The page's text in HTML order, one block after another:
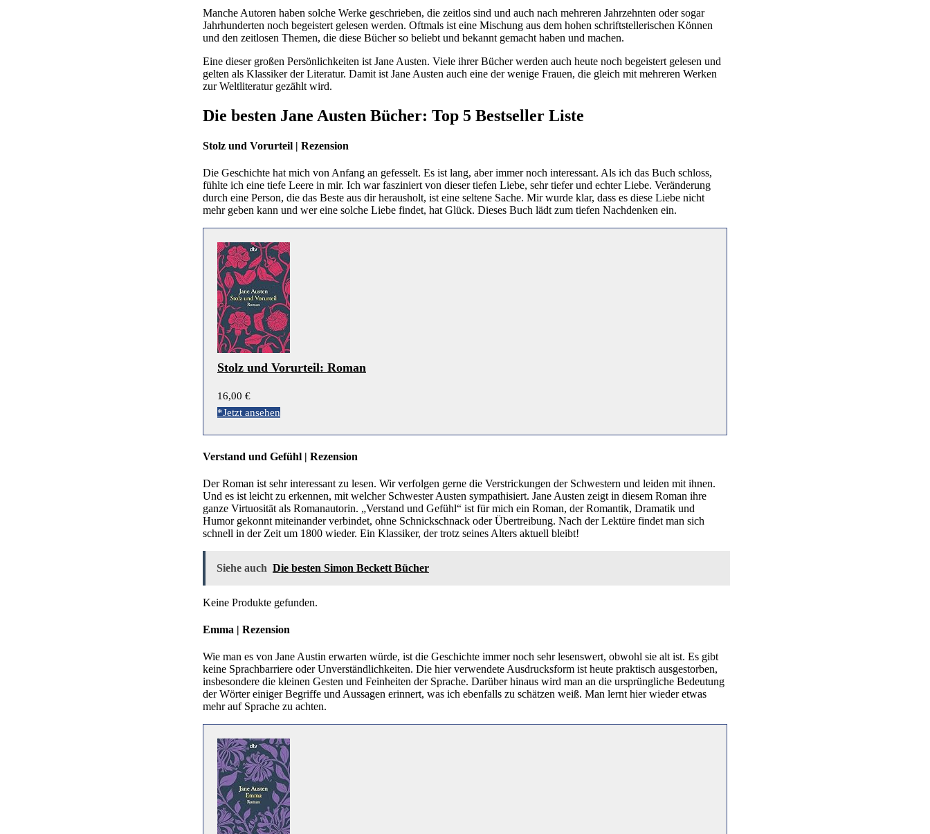
Manche Autoren haben solche Werke geschrieben, die zeitlos sind und auch nach mehreren Jahrzehnten oder sogar
Jahrhunderten noch begeistert gelesen werden. Oftmals ist eine Mischung aus dem hohen schriftstellerischen Können
und den zeitlosen Themen, die diese Bücher so beliebt und bekannt gemacht haben und machen.
Eine dieser großen Persönlichkeiten ist Jane Austen. Viele ihrer Bücher werden auch heute noch begeistert gelesen und
gelten als Klassiker der Literatur. Damit ist Jane Austen auch eine der wenige Frauen, die gleich mit mehreren Werken
zur Weltliteratur gezählt wird.
Die besten Jane Austen Bücher: Top 5 Bestseller Liste
Stolz und Vorurteil | Rezension
Die Geschichte hat mich von Anfang an gefesselt. Es ist lang, aber immer noch interessant. Als ich das Buch schloss,
fühlte ich eine tiefe Leere in mir. Ich war fasziniert von dieser tiefen Liebe, sehr tiefer und echter Liebe. Veränderung
durch eine Person, die das Beste aus dir herausholt, ist eine seltene Sache. Mir wurde klar, dass es diese Liebe nicht
mehr geben kann und wer eine solche Liebe findet, hat Glück. Dieses Buch lädt zum tiefen Nachdenken ein.
Stolz und Vorurteil: Roman
16,00 €
*Jetzt ansehen
Verstand und Gefühl | Rezension
Der Roman ist sehr interessant zu lesen. Wir verfolgen gerne die Verstrickungen der Schwestern und leiden mit ihnen.
Und es ist leicht zu erkennen, mit welcher Schwester Austen sympathisiert. Jane Austen zeigt in diesem Roman ihre
ganze Virtuosität als Romanautorin. „Verstand und Gefühl“ ist für mich ein Roman, der Romantik, Dramatik und
Humor gekonnt miteinander verbindet, ohne Schnickschnack oder Übertreibung. Nach der Lektüre findet man sich
schnell in der Zeit um 1800 wieder. Ein Klassiker, der trotz seines Alters aktuell bleibt!
Siehe auch Die besten Simon Beckett Bücher
Keine Produkte gefunden.
Emma | Rezension
Wie man es von Jane Austin erwarten würde, ist die Geschichte immer noch sehr lesenswert, obwohl sie alt ist. Es gibt
keine Sprachbarriere oder Unverständlichkeiten. Die hier verwendete Ausdrucksform ist heute praktisch ausgestorben,
insbesondere die kleinen Gesten und Feinheiten der Sprache. Darüber hinaus wird man an die ursprüngliche Bedeutung
der Wörter einiger Begriffe und Aussagen erinnert, was ich ebenfalls zu schätzen weiß. Man lernt hier wieder etwas
mehr auf Sprache zu achten.